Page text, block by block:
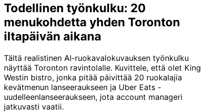
Todellinen työnkulku: 20
menukohdetta yhden Toronton
iltapäivän aikana
Tältä realistinen AI-ruokavalokuvauksen työnkulku
näyttää Toronton ravintolalle. Kuvittele, että olet King
Westin bistro, jonka pitää päivittää 20 ruokalajia
kevätmenun lanseeraukseen ja Uber Eats -
uudelleenlanseeraukseen, jota account manageri
jatkuvasti vaatii.